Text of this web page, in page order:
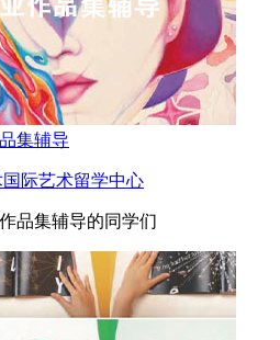
集辅导
际艺术留学中心
品集辅导的同学们